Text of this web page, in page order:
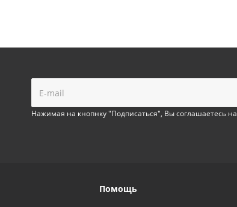
Нажимая на кнопнку "Подписаться", Вы соглашаетесь на
Помощь